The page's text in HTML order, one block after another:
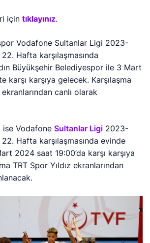
içintıklayınız.
Vodafone Sultanlar Ligi 2023-
Hafta karşılaşmasında
Büyükşehir Belediyespor ile 3 Mart
karşı karşıya gelecek. Karşılaşma
canlı olarak
ise VodafoneSultanlar Ligi 2023-
Hafta karşılaşmasında evinde
2024 saat 19:00’da karşı karşıya
TRT Spor Yıldız ekranlarından